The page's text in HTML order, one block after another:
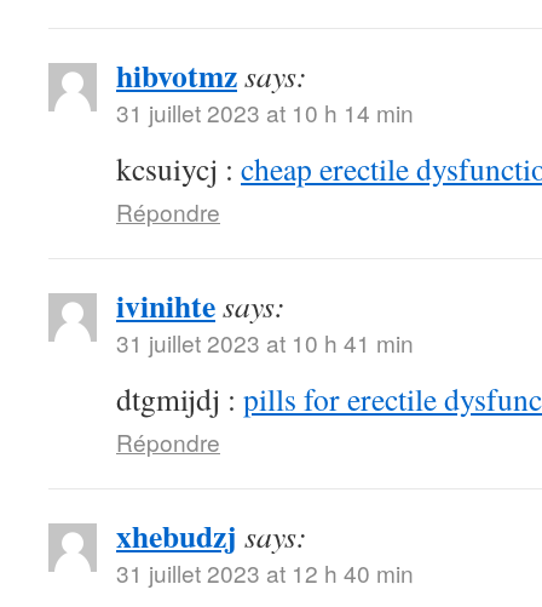
hibvotmzsays:
31 juillet 2023 at 10 h 14 min
kcsuiycj : cheap erectile
Répondre
ivinihtesays:
31 juillet 2023 at 10 h 41 min
dtgmijdj : pills for erectile
Répondre
xhebudzj says:
31 juillet 2023 at 12 h 40 min